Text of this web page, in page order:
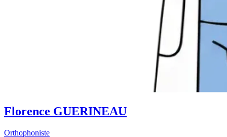
Florence GUERINEAU
Orthophoniste